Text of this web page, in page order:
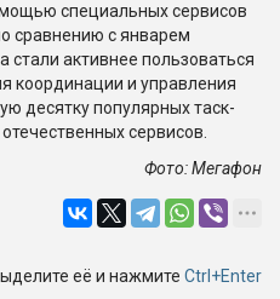
специальных сервисов
сравнению с январем
стали активнее пользоваться
координации и управления
десятку популярных таск-
сервисов.
Фото: Мегафон
её и нажмите Ctrl+Enter